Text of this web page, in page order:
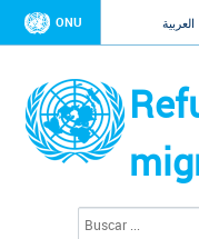
ONU العربية